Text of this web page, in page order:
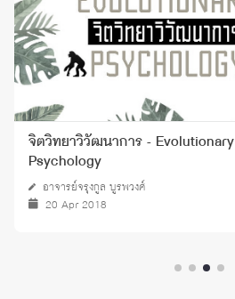
จิตวิทยาวิวัฒนาการ - Evolutionary
Psychology
อาจารย์จรุงกูล บูรพวงศ์
20 Apr 2018